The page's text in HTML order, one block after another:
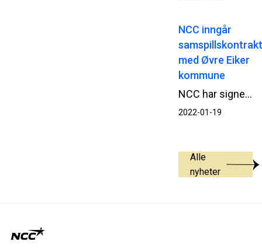
NCC inngår
samspillskontrakt
med Øvre Eiker
kommune
NCC har signert samspillskontrakt med Øvre Eiker kommune for nytt renseanlegg i Hokksund.
2022-01-19
Alle
nyheter